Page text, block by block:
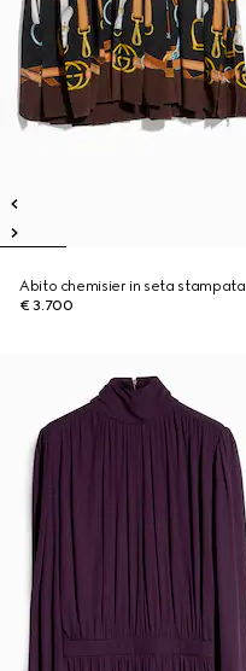
Abito chemisier in seta stampata
€ 3.700